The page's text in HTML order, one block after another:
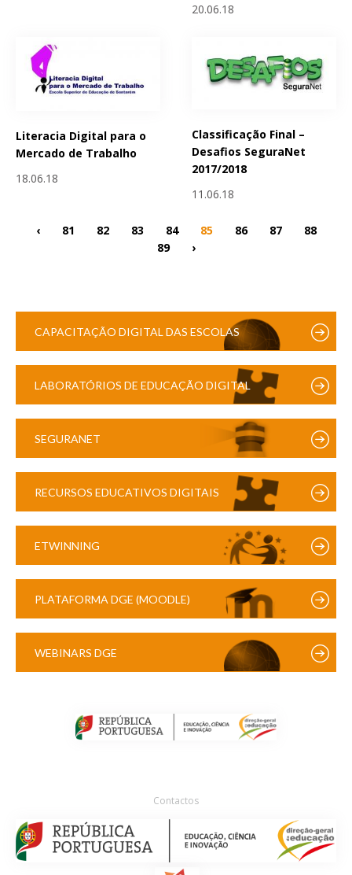
20.06.18
Literacia Digital para o
Mercado de Trabalho
18.06.18
Classificação Final –
Desafios SeguraNet
2017/2018
11.06.18
‹ 81 82 83 84 85 86 87
88
89
›
CAPACITAÇÃO DIGITAL DAS ESCOLAS
LABORATÓRIOS DE EDUCAÇÃO DIGITAL
SEGURANET
RECURSOS EDUCATIVOS DIGITAIS
ETWINNING
PLATAFORMA DGE (MOODLE)
WEBINARS DGE
Contactos